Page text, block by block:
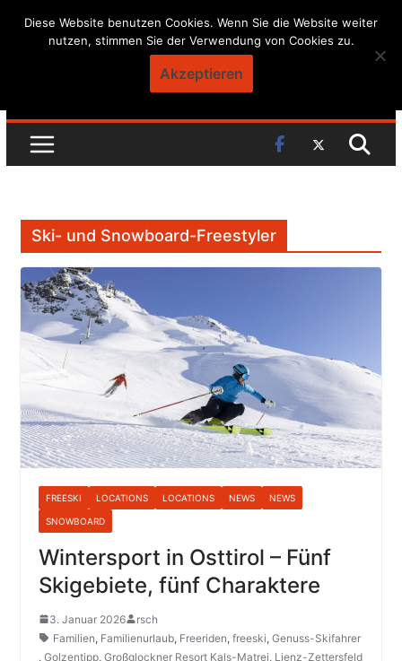
Skip
Ski- und Snowboard-Freestyler
FREESKI LOCATIONS LOCATIONS NEWS NEWS
SNOWBOARD
Wintersport in Osttirol – Fünf
Skigebiete, fünf Charaktere
3. Januar 2026
rsch
Familien, Familienurlaub, Freeriden, freeski, Genuss-Skifahrer
, Golzentipp, Großglockner Resort Kals-Matrei, Lienz-Zettersfeld
Diese Website benutzen Cookies. Wenn Sie die Website weiter
nutzen, stimmen Sie der Verwendung von Cookies zu.
Akzeptieren